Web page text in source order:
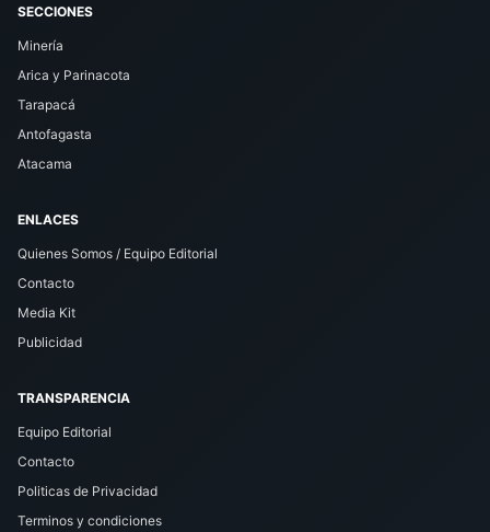
SECCIONES
Minería
Arica y Parinacota
Tarapacá
Antofagasta
Atacama
ENLACES
Quienes Somos / Equipo Editorial
Contacto
Media Kit
Publicidad
TRANSPARENCIA
Equipo Editorial
Contacto
Politicas de Privacidad
Terminos y condiciones